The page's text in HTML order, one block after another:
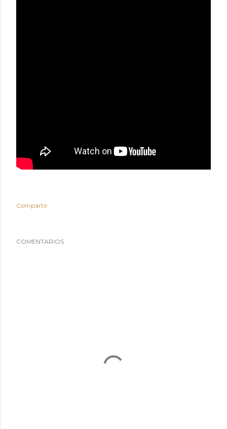
Compartir
COMENTARIOS